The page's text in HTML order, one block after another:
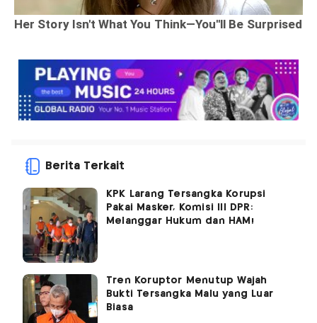
Berita Terkait
KPK Larang Tersangka Korupsi
Pakai Masker, Komisi III DPR:
Melanggar Hukum dan HAM!
Tren Koruptor Menutup Wajah
Bukti Tersangka Malu yang Luar
Biasa